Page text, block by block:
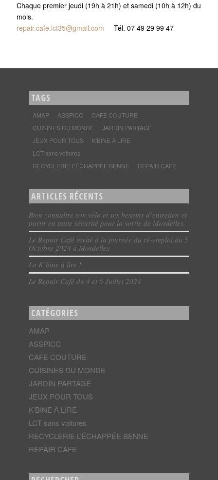
Chaque premier jeudi (19h à 21h) et samedi (10h à 12h) du
mois.
repair.cafe.lct35@gmail.com
Tél. 07 49 29 99 47
TAGS
AMAP ASSPICC
CAFE COUTURE
CUISINES DU MONDE
JARDIN PARTAGÉ
JEUX POUR TOUS
K'BINE À LIRE
LCT sans voitures
RECYCLERIE L’ÉCHAPPÉE BENNE
REPAIR CAFE
ARTICLES RÉCENTS
Bien connaître son vélo et ses besoins d’entretien et
partir en toute sécurité pour la sortie de Mordelles.
Le Repair Café invité à la journée du ré-emploi du 5
Octobre 2024 à Mordelles
La K’bine à lire !
Le Repair Café du 4 et 6 Juillet 2024
CATÉGORIES
AMAP
ASSPICC
CAFE COUTURE
CUISINES DU MONDE
JARDIN PARTAGÉ
JEUX POUR TOUS
K'BINE À LIRE
LCT sans voitures
RECYCLERIE L’ÉCHAPPÉE BENNE
REPAIR CAFE